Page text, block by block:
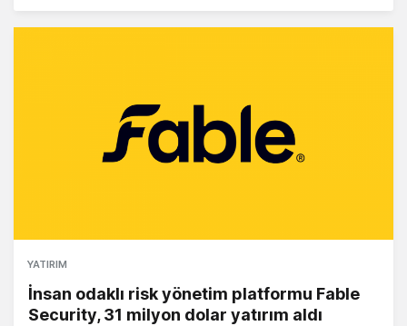
YATIRIM
İnsan odaklı risk yönetim platformu Fable
Security, 31 milyon dolar yatırım aldı